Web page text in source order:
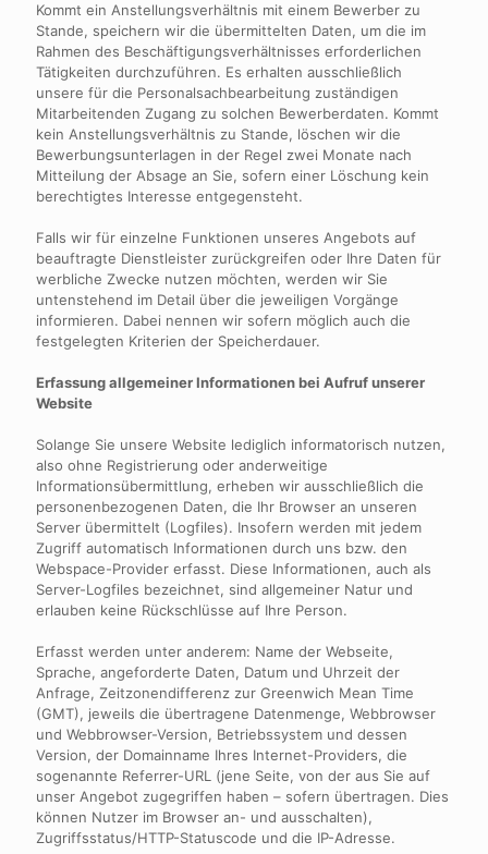
Kommt ein Anstellungsverhältnis mit einem Bewerber zu
Stande, speichern wir die übermittelten Daten, um die im
Rahmen des Beschäftigungsverhältnisses erforderlichen
Tätigkeiten durchzuführen. Es erhalten ausschließlich
unsere für die Personalsachbearbeitung zuständigen
Mitarbeitenden Zugang zu solchen Bewerberdaten. Kommt
kein Anstellungsverhältnis zu Stande, löschen wir die
Bewerbungsunterlagen in der Regel zwei Monate nach
Mitteilung der Absage an Sie, sofern einer Löschung kein
berechtigtes Interesse entgegensteht.
Falls wir für einzelne Funktionen unseres Angebots auf
beauftragte Dienstleister zurückgreifen oder Ihre Daten für
werbliche Zwecke nutzen möchten, werden wir Sie
untenstehend im Detail über die jeweiligen Vorgänge
informieren. Dabei nennen wir sofern möglich auch die
festgelegten Kriterien der Speicherdauer.
Erfassung allgemeiner Informationen bei Aufruf unserer
Website
Solange Sie unsere Website lediglich informatorisch nutzen,
also ohne Registrierung oder anderweitige
Informationsübermittlung, erheben wir ausschließlich die
personenbezogenen Daten, die Ihr Browser an unseren
Server übermittelt (Logfiles). Insofern werden mit jedem
Zugriff automatisch Informationen durch uns bzw. den
Webspace-Provider erfasst. Diese Informationen, auch als
Server-Logfiles bezeichnet, sind allgemeiner Natur und
erlauben keine Rückschlüsse auf Ihre Person.
Erfasst werden unter anderem: Name der Webseite,
Sprache, angeforderte Daten, Datum und Uhrzeit der
Anfrage, Zeitzonendifferenz zur Greenwich Mean Time
(GMT), jeweils die übertragene Datenmenge, Webbrowser
und Webbrowser-Version, Betriebssystem und dessen
Version, der Domainname Ihres Internet-Providers, die
sogenannte Referrer-URL (jene Seite, von der aus Sie auf
unser Angebot zugegriffen haben – sofern übertragen. Dies
können Nutzer im Browser an- und ausschalten),
Zugriffsstatus/HTTP-Statuscode und die IP-Adresse.